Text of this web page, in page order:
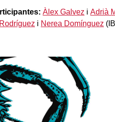
Àlex Galvez i Adrià
i Nerea Domínguez